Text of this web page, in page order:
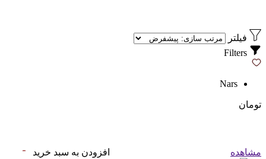
فیلتر
Nars
تومان
مشاهده افزودن به سبد خرید